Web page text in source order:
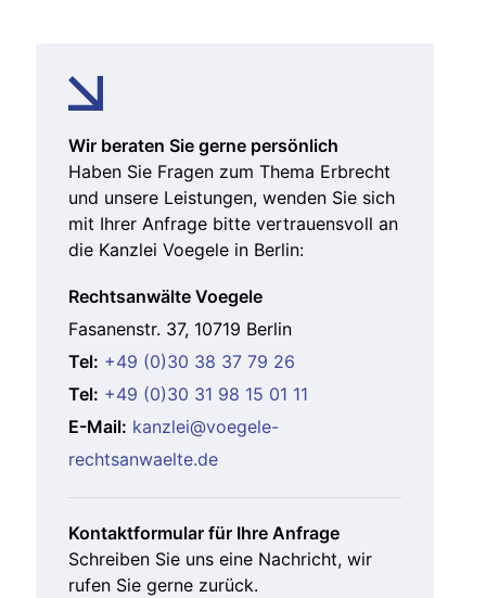
Wir beraten Sie gerne persönlich
Haben Sie Fragen zum Thema Erbrecht
und unsere Leistungen, wenden Sie sich
mit Ihrer Anfrage bitte vertrauensvoll an
die Kanzlei Voegele in Berlin:
Rechtsanwälte Voegele
Fasanenstr. 37, 10719 Berlin
Tel: +49 (0)30 38 37 79 26
Tel: +49 (0)30 31 98 15 01 11
E-Mail: kanzlei@voegele-
rechtsanwaelte.de
Kontaktformular für Ihre Anfrage
Schreiben Sie uns eine Nachricht, wir
rufen Sie gerne zurück.